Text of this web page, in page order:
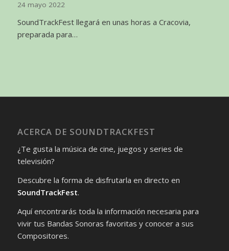
24 mayo 2022
SoundTrackFest llegará en unas horas a Cracovia,
preparada para…
ACERCA DE SOUNDTRACKFEST
¿Te gusta la música de cine, juegos y series de
televisión?
Descubre la forma de disfrutarla en directo en
SoundTrackFest.
Aquí encontrarás toda la información necesaria para
vivir tus Bandas Sonoras favoritas y conocer a sus
Compositores.